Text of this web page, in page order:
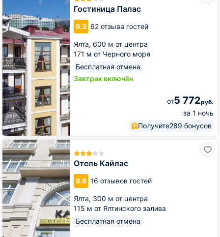
Гостиница Палас
9.3 62 отзыва гостей
Ялта, 600 м от центра
171 м от Черного моря
Бесплатная отмена
Завтрак включён
от5 772руб.
за 1 ночь
Получите289 бонусов
Отель Кайлас
9.8 16 отзывов гостей
Ялта, 300 м от центра
115 м от Ялтинского залива
Бесплатная отмена
Отель
Кайлас